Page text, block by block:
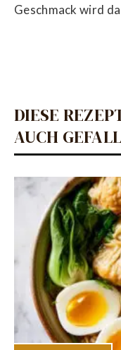
Geschmack wird
DIESE
AUCH